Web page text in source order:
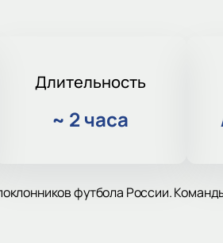
Длительность
~ 2 часа
футбола России.